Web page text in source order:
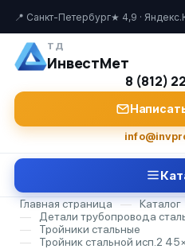
📍 Санкт-Петербург★ 4,9 ·
ТД
ИнвестМет
8 (812)
Главная страница — Каталог
—
Детали трубопровода
—
Тройники стальные
—
Тройник стальной исп.2